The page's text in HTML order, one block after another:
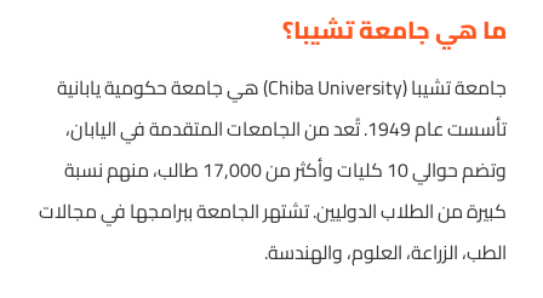
ما هي جامعة تشيبا؟
جامعة تشيبا (Chiba University) هي جامعة حكومية يابانية
تأسست عام 1949. تُعد من الجامعات المتقدمة في اليابان،
وتضم حوالي 10 كليات وأكثر من 17,000 طالب، منهم نسبة
كبيرة من الطلاب الدوليين. تشتهر الجامعة ببرامجها في مجالات
الطب، الزراعة، العلوم، والهندسة.